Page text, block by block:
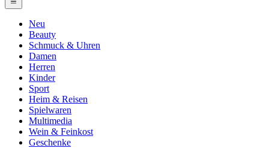
Neu
Beauty
Schmuck & Uhren
Damen
Herren
Kinder
Sport
Heim & Reisen
Spielwaren
Multimedia
Wein & Feinkost
Geschenke